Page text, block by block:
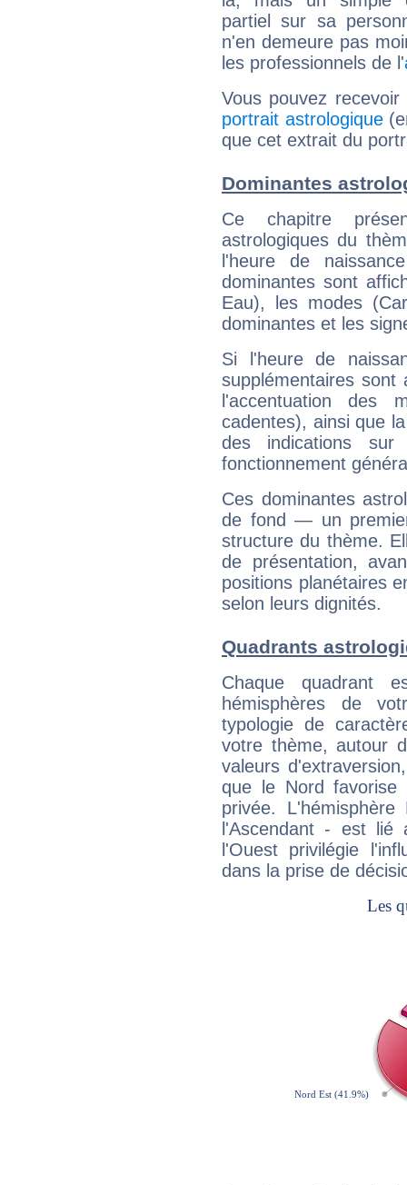
partiel sur sa
n'en demeure pas
les professionnels de l'
Vous pouvez
portrait astrologique
que cet extrait du
Dominantes
Ce chapitre
astrologiques du
l'heure de
dominantes sont
Eau), les modes
dominantes et les
Si l'heure de
supplémentaires sont
l'accentuation des
cadentes), ainsi que
des indications sur
fonctionnement
Ces dominantes
de fond — un
structure du thème.
de présentation,
positions planétaires
selon leurs dignités.
Quadrants
Chaque quadrant
hémisphères de
typologie de
votre thème, autour
valeurs
que le Nord favorise
privée.
l'Ascendant - est
l'Ouest privilégie
dans la prise de